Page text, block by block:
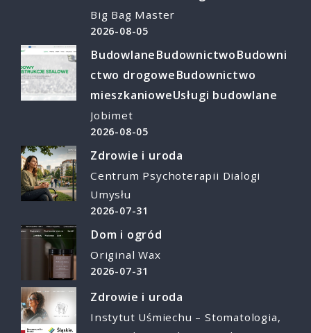
Big Bag Master
2026-08-05
BudowlaneBudownictwoBudowni
ctwo drogoweBudownictwo
mieszkanioweUsługi budowlane
Jobimet
2026-08-05
Zdrowie i uroda
Centrum Psychoterapii Dialogi
Umysłu
2026-07-31
Dom i ogród
Original Wax
2026-07-31
Zdrowie i uroda
Instytut Uśmiechu – Stomatologia,